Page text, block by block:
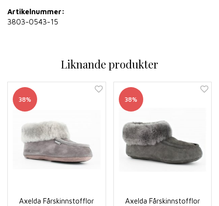
Artikelnummer:
3803-0543-15
Liknande produkter
38%
Axelda Fårskinnstofflor
38%
Axelda Fårskinnstofflor